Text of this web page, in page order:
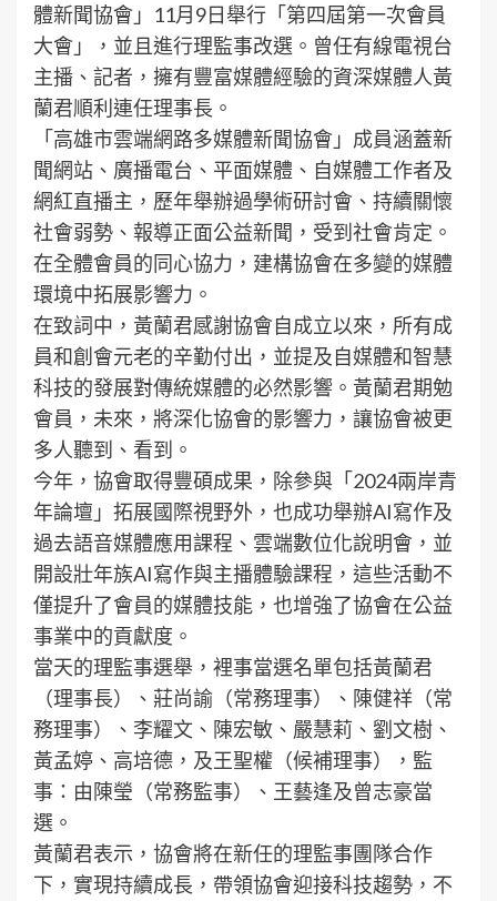
體新聞協會」11月9日舉行「第四屆第一次會員
大會」，並且進行理監事改選。曾任有線電視台
主播、記者，擁有豐富媒體經驗的資深媒體人黃
蘭君順利連任理事長。
「高雄市雲端網路多媒體新聞協會」成員涵蓋新
聞網站、廣播電台、平面媒體、自媒體工作者及
網紅直播主，歷年舉辦過學術研討會、持續關懷
社會弱勢、報導正面公益新聞，受到社會肯定。
在全體會員的同心協力，建構協會在多變的媒體
環境中拓展影響力。
在致詞中，黃蘭君感謝協會自成立以來，所有成
員和創會元老的辛勤付出，並提及自媒體和智慧
科技的發展對傳統媒體的必然影響。黃蘭君期勉
會員，未來，將深化協會的影響力，讓協會被更
多人聽到、看到。
今年，協會取得豐碩成果，除參與「2024兩岸青
年論壇」拓展國際視野外，也成功舉辦AI寫作及
過去語音媒體應用課程、雲端數位化說明會，並
開設壯年族AI寫作與主播體驗課程，這些活動不
僅提升了會員的媒體技能，也增強了協會在公益
事業中的貢獻度。
當天的理監事選舉，裡事當選名單包括黃蘭君
（理事長）、莊尚諭（常務理事）、陳健祥（常
務理事）、李耀文、陳宏敏、嚴慧莉、劉文樹、
黃孟婷、高培德，及王聖權（候補理事），監
事：由陳瑩（常務監事）、王藝逢及曾志豪當
選。
黃蘭君表示，協會將在新任的理監事團隊合作
下，實現持續成長，帶領協會迎接科技趨勢，不